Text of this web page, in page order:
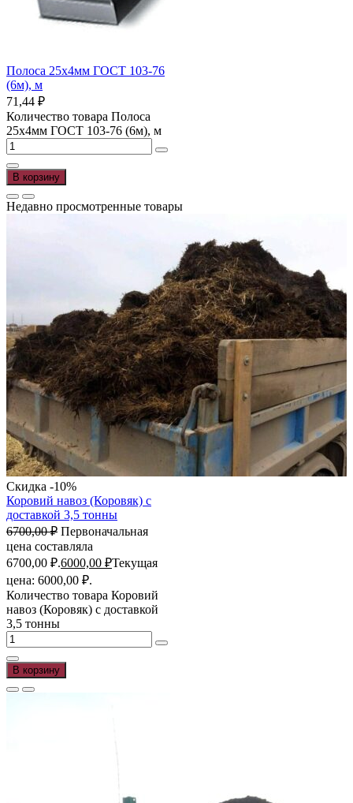
Полоса 25х4мм ГОСТ 103-76
(6м), м
71,44 ₽
Количество товара Полоса
25х4мм ГОСТ 103-76 (6м), м
В корзину
Недавно просмотренные товары
Скидка -10%
Коровий навоз (Коровяк) с
доставкой 3,5 тонны
6700,00₽ Первоначальная
цена составляла
6700,00 ₽.6000,00 ₽Текущая
цена: 6000,00 ₽.
Количество товара Коровий
навоз (Коровяк) с доставкой
3,5 тонны
В корзину